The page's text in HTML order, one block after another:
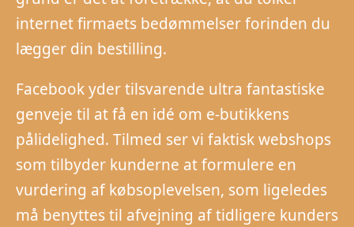
internet firmaets bedømmelser forinden du
lægger din bestilling.
Facebook yder tilsvarende ultra fantastiske
genveje til at få en idé om e-butikkens
pålidelighed. Tilmed ser vi faktisk webshops
som tilbyder kunderne at formulere en
vurdering af købsoplevelsen, som ligeledes
må benyttes til afvejning af tidligere kunders